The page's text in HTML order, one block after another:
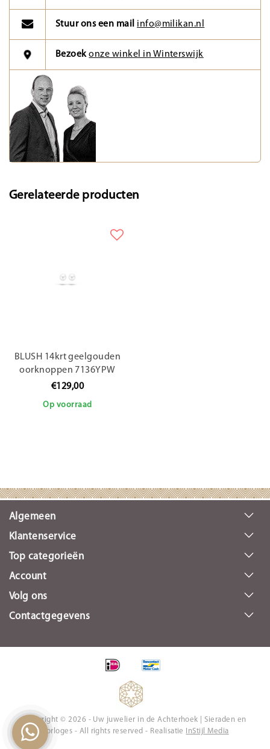
Stuur ons een mail info@milikan.nl
Bezoekonze winkel in Winterswijk
Gerelateerde producten
BLUSH 14krt geelgouden
oorknoppen 7136YPW
€129,00
Op voorraad
Algemeen
Klantenservice
Top categorieën
Account
Volg ons
Contactgegevens
Copyright © 2026 - Uw juwelier in de Achterhoek | Sieraden en
Horloges - All rights reserved - Realisatie
InStijl Media